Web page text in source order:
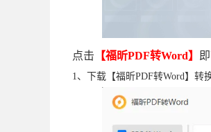
点击 【福昕PDF转Word】
1、下载【福昕PDF转Word】转